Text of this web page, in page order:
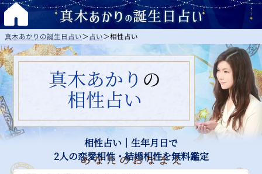
真木あかりの誕生日占い＞占い＞相性占い
真木あかり の
相性占い
相性占い｜生年月日で
2人の恋愛相性・結婚相性を無料鑑定